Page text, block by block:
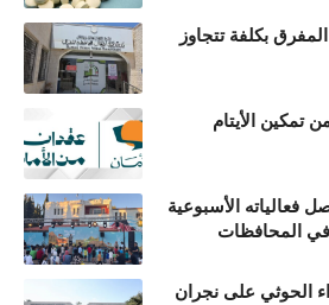
بكلفة تتجاوز
20 عاماً من تمكين الأيتام
فعالياته الأسبوعية
في المحافظات
الحوثي على نجران